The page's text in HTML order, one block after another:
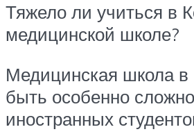
Тяжело ли учиться в
медицинской школе?
Медицинская школа
быть особенно
иностранных